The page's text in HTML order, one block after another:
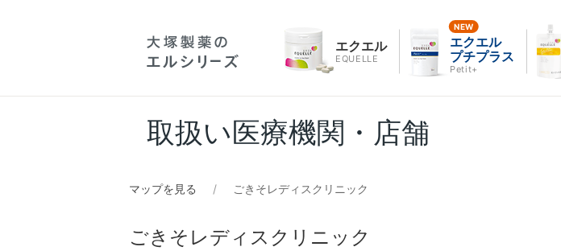
エクエル
EQUELLE
エクエル
プチプラス
Petit+
取扱い医療機関・店舗
マップを見る ごきそレディスクリニック
ごきそレディスクリニック